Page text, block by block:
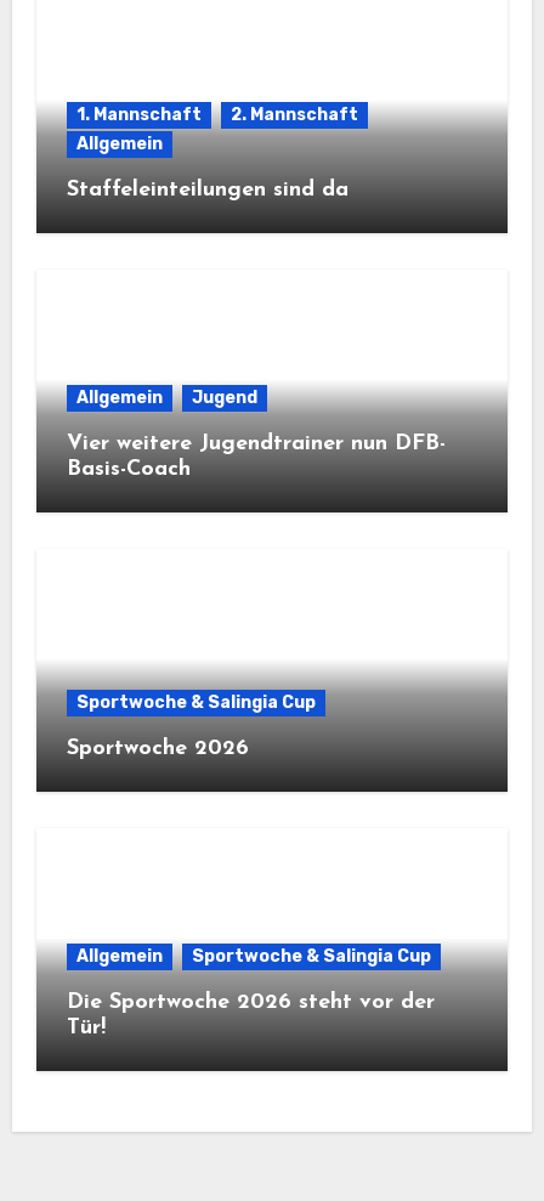
1. Mannschaft
2. Mannschaft
Allgemein
Staffeleinteilungen sind da
Allgemein Jugend
Vier weitere Jugendtrainer nun DFB-
Basis-Coach
Sportwoche & Salingia Cup
Sportwoche 2026
Allgemein Sportwoche & Salingia Cup
Die Sportwoche 2026 steht vor der
Tür!